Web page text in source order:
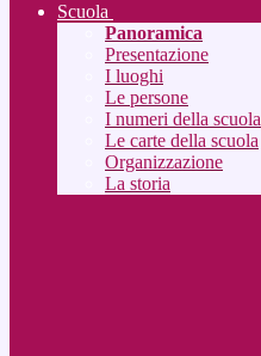
Scuola
Panoramica
Presentazione
I luoghi
Le persone
I numeri della scuola
Le carte della scuola
Organizzazione
La storia